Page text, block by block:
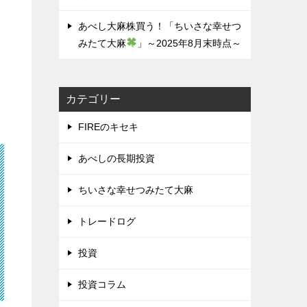
あべし大麻株買う！「ちいさな幸せつ
みたて大麻
」～2025年8月末時点～
カテゴリー
FIREのキセキ
あべしの長期投資
ちいさな幸せつみたて大麻
トレードログ
投資
投資コラム